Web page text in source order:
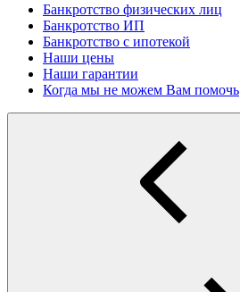
Банкротство физических лиц
Банкротство ИП
Банкротство с ипотекой
Наши цены
Наши гарантии
Когда мы не можем Вам помочь